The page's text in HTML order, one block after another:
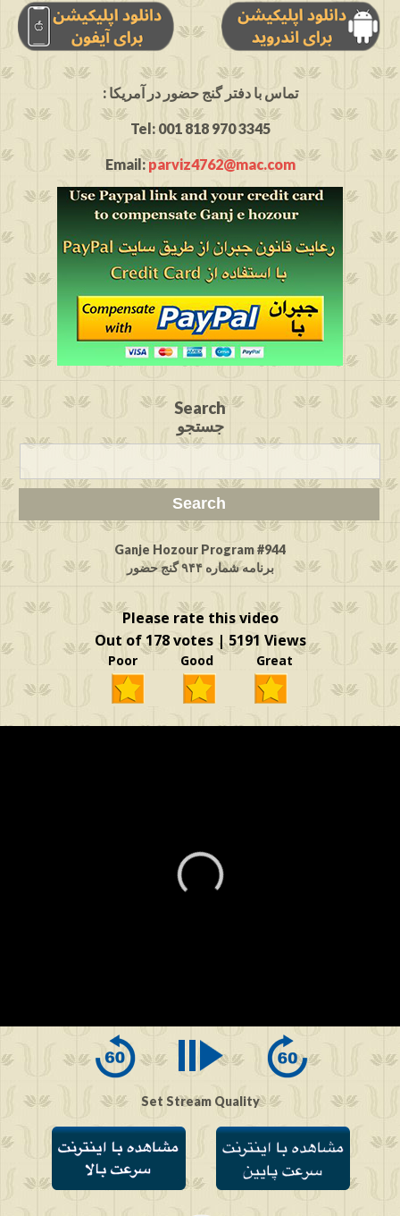
: تماس با دفتر گنج حضور در آمریکا
Tel: 001 818 970 3345
Email:parviz4762@mac.com
Search
جستجو
Ganje Hozour Program #944
برنامه شماره ۹۴۴ گنج حضور
Please rate this video
Out of 178 votes | 5191 Views
Poor Good Great
of
Set Stream Quality